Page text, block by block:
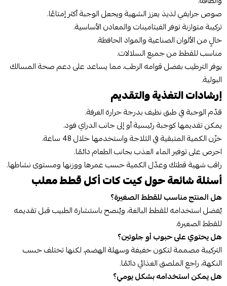
صوص جرايفي لذيذ يعزز الشهية ويجعل الوجبة أكثر إمتاعًا.
تركيبة متوازنة توفر الفيتامينات والمعادن الأساسية.
خالٍ من الألوان الصناعية والمواد الحافظة.
مناسب للقطط من جميع السلالات.
يوفر الترطيب بفضل قوامه الرطب، مما يساعد على دعم صحة المسالك
البولية.
إرشادات التغذية والتقديم
قدّم الوجبة في طبق نظيف بدرجة حرارة الغرفة.
يمكن تقديمها كوجبة رئيسية أو إلى جانب الدراي فود.
خزّن الكمية المتبقية في الثلاجة واستخدمها خلال 48 ساعة.
احرص على توفير الماء العذب بجانب الطعام دائمًا.
راقب شهية قطتك وعدّل الكمية حسب عمرها ووزنها ومستوى نشاطها.
أسئلة شائعة حول كيت كات أكل قطط معلب
هل المنتج مناسب للقطط الصغيرة؟
يُفضل استخدامه للقطط البالغة، ويُنصح باستشارة الطبيب قبل تقديمه
للقطط الصغيرة.
هل يحتوي على حبوب أو جلوتين؟
التركيبة مصممة لتكون خفيفة وسهلة الهضم، لكنها تختلف حسب
النكهة، راجع الملصق الغذائي دائمًا.
هل يمكن استخدامه بشكل يومي؟